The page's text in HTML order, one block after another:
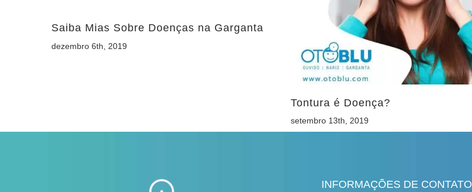
Saiba Mias Sobre Doenças na Garganta
dezembro 6th, 2019
Tontura é Doença?
setembro 13th, 2019
INFORMAÇÕES DE CONTATO